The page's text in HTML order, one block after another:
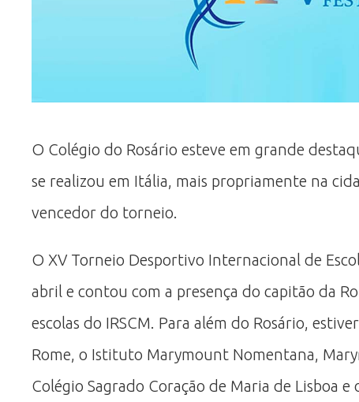
O Colégio do Rosário esteve em grande
se realizou em Itália, mais propriamente na
vencedor do torneio.
O XV Torneio Desportivo Internacional de
abril e contou com a presença do capitão da
escolas do IRSCM. Para além do Rosário,
Rome, o Istituto Marymount Nomentana,
Colégio Sagrado Coração de Maria de Lisboa